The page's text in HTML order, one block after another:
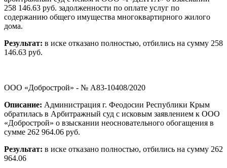
258 146.63 руб. задолженности по оплате услуг по
содержанию общего имущества многоквартирного жилого
дома.
Результат: в иске отказано полностью, отбились на сумму 258
146.63 руб.
ООО «Добрострой» - № А83-10408/2020
Описание: Администрация г. Феодосии Республики Крым
обратилась в Арбитражный суд с исковым заявлением к ООО
«Добрострой» о взыскании неосновательного обогащения в
сумме 262 964.06 руб.
Результат: в иске отказано полностью, отбились на сумму 262
964.06